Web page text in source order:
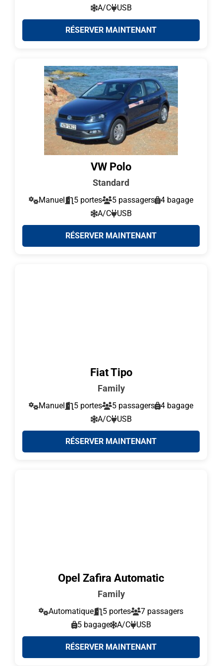
A/C
USB
RÉSERVER MAINTENANT
VW Polo
Standard
Manuel 5 portes 5 passagers
4 bagage
A/C
USB
RÉSERVER MAINTENANT
Fiat Tipo
Family
Manuel 5 portes 5 passagers
4 bagage
A/C
USB
RÉSERVER MAINTENANT
Opel Zafira Automatic
Family
Automatique 5 portes
7 passagers
5 bagage
A/C USB
RÉSERVER MAINTENANT